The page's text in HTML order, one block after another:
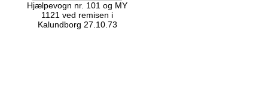
Hjælpevogn nr. 101 og MY
1121 ved remisen i
Kalundborg 27.10.73